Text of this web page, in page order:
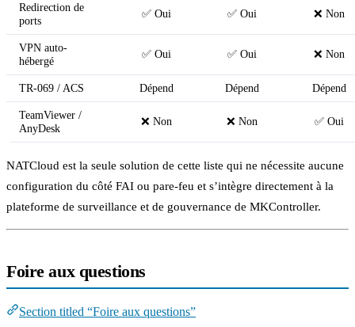
Redirection de
ports
✅ Oui ✅ Oui ❌ Non
VPN auto-
hébergé
✅ Oui ✅ Oui ❌ Non
TR-069 / ACS Dépend Dépend Dépend
TeamViewer /
AnyDesk
❌ Non ❌ Non ✅ Oui
NATCloud est la seule solution de cette liste qui ne nécessite aucune
configuration du côté FAI ou pare-feu et s’intègre directement à la
plateforme de surveillance et de gouvernance de MKController.
Foire aux questions
Section titled “Foire aux questions”